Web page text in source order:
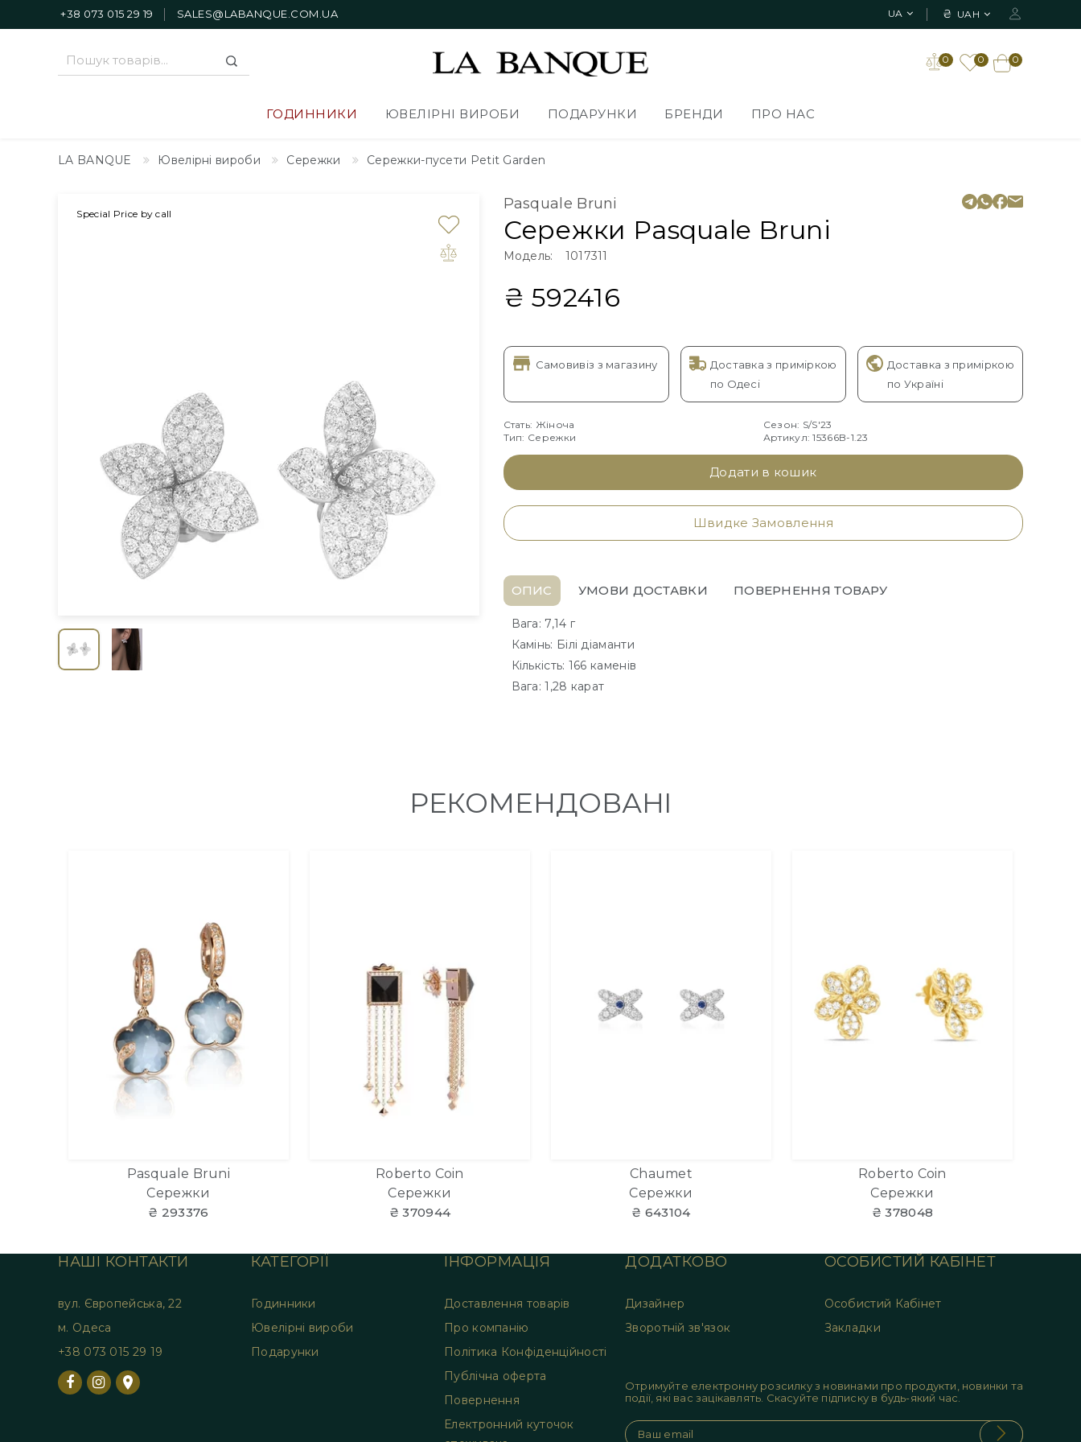
+38 073 015 29 19 SALES@LABANQUE.COM.UA UA ₴ UAH
0
0
0
ГОДИННИКИ ЮВЕЛІРНІ ВИРОБИ ПОДАРУНКИ БРЕНДИ ПРО НАС
LA BANQUE Ювелірні вироби Сережки Сережки-пусети Petit Garden
Special Price by call
Pasquale Bruni
Сережки Pasquale Bruni
Модель: 1017311
₴ 592416
Самовивіз з магазину
Доставка з приміркою
по Одесі
Доставка з приміркою
по Україні
Стать: Жіноча
Тип: Сережки
Сезон: S/S'23
Артикул: 15366B-1.23
Додати в кошик
Швидке Замовлення
ОПИС УМОВИ ДОСТАВКИ ПОВЕРНЕННЯ ТОВАРУ
Вага: 7,14 г
Камінь: Білі діаманти
Кількість: 166 каменів
Вага: 1,28 карат
РЕКОМЕНДОВАНІ
Pasquale Bruni
Сережки
₴ 293376
Roberto Coin
Сережки
₴ 370944
Chaumet
Сережки
₴ 643104
Roberto Coin
Сережки
₴ 378048
НАШІ КОНТАКТИ
вул. Європейська, 22
м. Одеса
+38 073 015 29 19
КАТЕГОРІЇ
Годинники
Ювелірні вироби
Подарунки
ІНФОРМАЦІЯ
Доставлення товарів
Про компанію
Політика Конфіденційності
Публічна оферта
Повернення
Електронний куточок
ДОДАТКОВО
Дизайнер
Зворотній зв'язок
ОСОБИСТИЙ КАБІНЕТ
Особистий Кабінет
Закладки
Отримуйте електронну розсилку з новинами про продукти, новинки та
події, які вас зацікавлять. Скасуйте підписку в будь-який час.